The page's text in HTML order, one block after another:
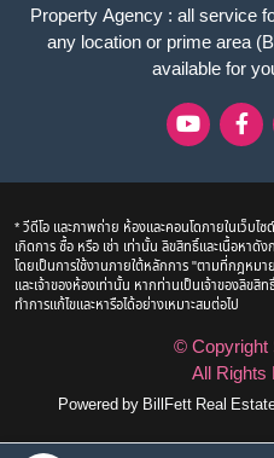
Property Agency : all service
any location or prime area
available for
* วีดีโอ และภาพถ่าย ห้องและคอนโดภายในเว็บไ
เกิดการ ซื้อ หรือ เช่า เท่านั้น ลิขสิทธิ์และเนื้อหาดั
โดยเป็นการใช้งานภายใต้หลักการ "ตามที่กฎหม
และเจ้าของห้องเท่านั้น หากท่านเป็นเจ้าของลิข
ทำการแก้ไขและหารือได้อย่างเหมาะสมต่อไป
© Copyright
All Rights
Powered by BillFett Real